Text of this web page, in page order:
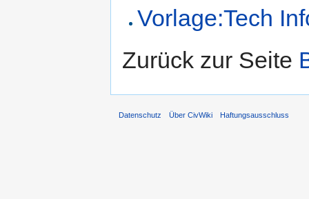
Vorlage:Tech
Zurück zur Seite
Datenschutz Über CivWiki Haftungsausschluss